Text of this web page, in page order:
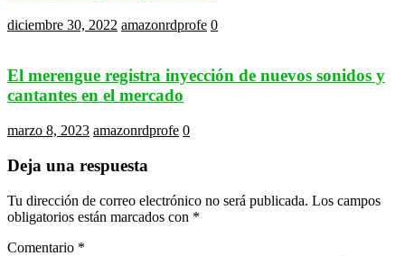
diciembre 30, 2022 amazonrdprofe 0
El merengue registra inyección de nuevos sonidos y
cantantes en el mercado
marzo 8, 2023 amazonrdprofe 0
Deja una respuesta
Tu dirección de correo electrónico no será publicada. Los campos
obligatorios están marcados con *
Comentario *